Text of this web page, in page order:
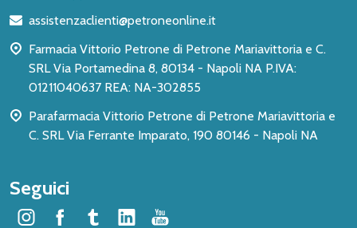
pagina
assistenzaclienti@petroneonline.it
Farmacia Vittorio Petrone di Petrone Mariavittoria e C.
SRL Via Portamedina 8, 80134 - Napoli NA P.IVA:
01211040637 REA: NA-302855
Parafarmacia Vittorio Petrone di Petrone Mariavittoria e
C. SRL Via Ferrante Imparato, 190 80146 - Napoli NA
Seguici